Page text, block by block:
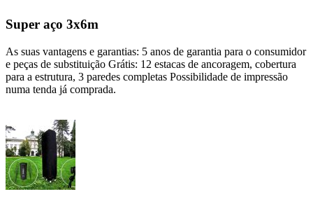
Super aço 3x6m
As suas vantagens e garantias: 5 anos de garantia para o consumidor
e peças de substituição Grátis: 12 estacas de ancoragem, cobertura
para a estrutura, 3 paredes completas Possibilidade de impressão
numa tenda já comprada.